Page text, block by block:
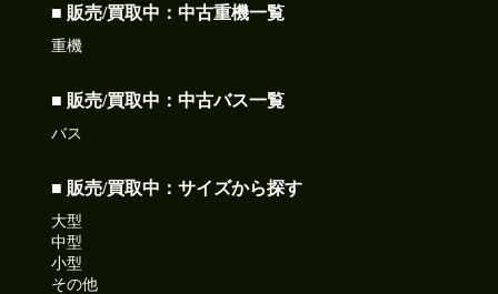
■ 販売/買取中：中古重機一覧
重機
■ 販売/買取中：中古バス一覧
バス
■ 販売/買取中：サイズから探す
大型
中型
小型
その他